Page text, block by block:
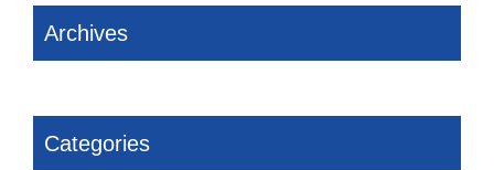
Archives
Categories